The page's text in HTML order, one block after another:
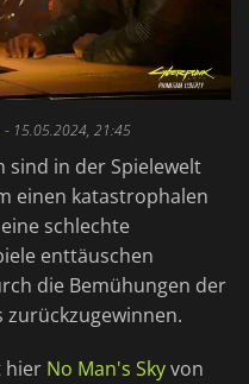
- 15.05.2024, 21:45
sind in der Spielewelt
einen katastrophalen
schlechte
enttäuschen
die Bemühungen der
zurückzugewinnen.
hier No Man's Skyvon